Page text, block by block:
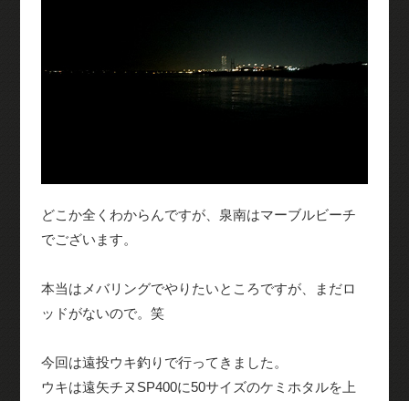
どこか全くわからんですが、泉南はマーブルビーチ
でございます。
本当はメバリングでやりたいところですが、まだロ
ッドがないので。笑
今回は遠投ウキ釣りで行ってきました。
ウキは遠矢チヌSP400に50サイズのケミホタルを上